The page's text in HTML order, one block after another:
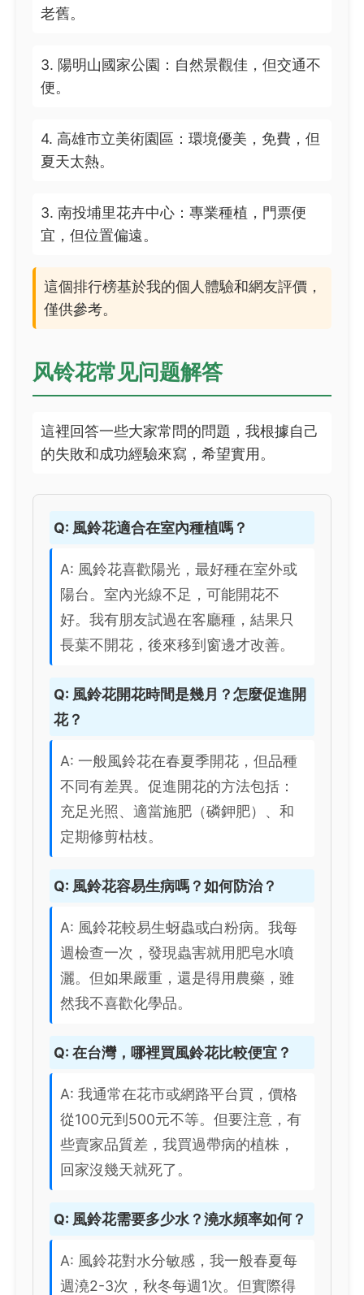
老舊。
3. 陽明山國家公園：自然景觀佳，但交通不
便。
4. 高雄市立美術園區：環境優美，免費，但
夏天太熱。
3. 南投埔里花卉中心：專業種植，門票便
宜，但位置偏遠。
這個排行榜基於我的個人體驗和網友評價，
僅供參考。
风铃花常见问题解答
這裡回答一些大家常問的問題，我根據自己
的失敗和成功經驗來寫，希望實用。
Q: 風鈴花適合在室內種植嗎？
A: 風鈴花喜歡陽光，最好種在室外或
陽台。室內光線不足，可能開花不
好。我有朋友試過在客廳種，結果只
長葉不開花，後來移到窗邊才改善。
Q: 風鈴花開花時間是幾月？怎麼促進開
花？
A: 一般風鈴花在春夏季開花，但品種
不同有差異。促進開花的方法包括：
充足光照、適當施肥（磷鉀肥）、和
定期修剪枯枝。
Q: 風鈴花容易生病嗎？如何防治？
A: 風鈴花較易生蚜蟲或白粉病。我每
週檢查一次，發現蟲害就用肥皂水噴
灑。但如果嚴重，還是得用農藥，雖
然我不喜歡化學品。
Q: 在台灣，哪裡買風鈴花比較便宜？
A: 我通常在花市或網路平台買，價格
從100元到500元不等。但要注意，有
些賣家品質差，我買過帶病的植株，
回家沒幾天就死了。
Q: 風鈴花需要多少水？澆水頻率如何？
A: 風鈴花對水分敏感，我一般春夏每
週澆2-3次，秋冬每週1次。但實際得